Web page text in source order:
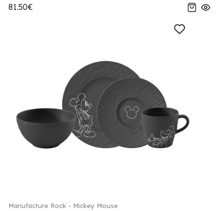
81.50€
Manufacture Rock - Mickey Mouse